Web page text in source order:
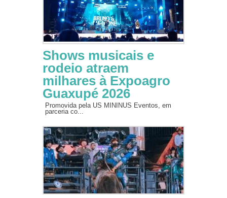
Shows musicais e
rodeio atraem
milhares à Expoagro
Guaxupé 2026
Promovida pela US MININUS Eventos, em
parceria co...